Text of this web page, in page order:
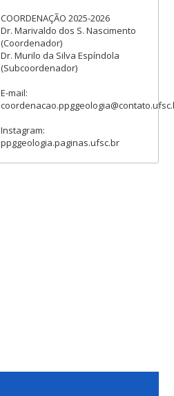
COORDENAÇÃO 2025-2026
Dr. Marivaldo dos S. Nascimento
(Coordenador)
Dr. Murilo da Silva Espíndola
(Subcoordenador)
E-mail:
Instagram:
ppggeologia.paginas.ufsc.br